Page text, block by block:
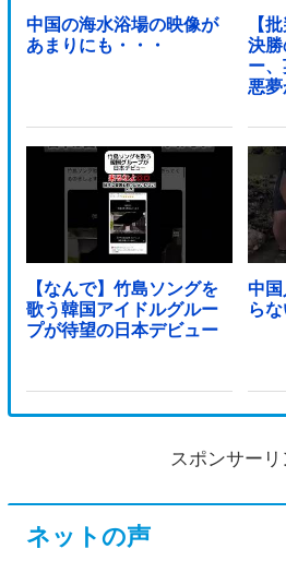
中国の海水浴場の映像が
あまりにも・・・
【
決勝
ー
悪
【なんで】竹島ソングを
歌う韓国アイドルグルー
プが待望の日本デビュー
中国
ら
スポンサーリ
ネットの声